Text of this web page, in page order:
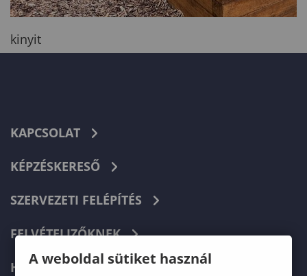
kinyit
KAPCSOLAT
KÉPZÉSKERESŐ
SZERVEZETI FELÉPÍTÉS
FELVÉTELIZŐKNEK
HALLGATÓKNAK
A weboldal sütiket használ